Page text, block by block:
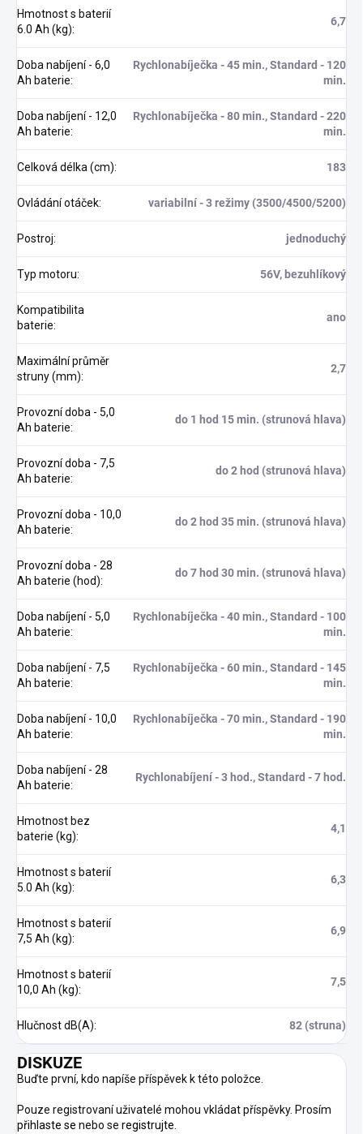
Hmotnost s baterií
6.0 Ah (kg):
6,7
Doba nabíjení - 6,0
Ah baterie:
Rychlonabíječka - 45 min., Standard - 120
min.
Doba nabíjení - 12,0
Ah baterie:
Rychlonabíječka - 80 min., Standard - 220
min.
Celková délka (cm): 183
Ovládání otáček: variabilní - 3 režimy (3500/4500/5200)
Postroj: jednoduchý
Typ motoru: 56V, bezuhlíkový
Kompatibilita
baterie:
ano
Maximální průměr
struny (mm):
2,7
Provozní doba - 5,0
Ah baterie:
do 1 hod 15 min. (strunová hlava)
Provozní doba - 7,5
Ah baterie:
do 2 hod (strunová hlava)
Provozní doba - 10,0
Ah baterie:
do 2 hod 35 min. (strunová hlava)
Provozní doba - 28
Ah baterie (hod):
do 7 hod 30 min. (strunová hlava)
Doba nabíjení - 5,0
Ah baterie:
Rychlonabíječka - 40 min., Standard - 100
min.
Doba nabíjení - 7,5
Ah baterie:
Rychlonabíječka - 60 min., Standard - 145
min.
Doba nabíjení - 10,0
Ah baterie:
Rychlonabíječka - 70 min., Standard - 190
min.
Doba nabíjení - 28
Ah baterie:
Rychlonabíjení - 3 hod., Standard - 7 hod.
Hmotnost bez
baterie (kg):
4,1
Hmotnost s baterií
5.0 Ah (kg):
6,3
Hmotnost s baterií
7,5 Ah (kg):
6,9
Hmotnost s baterií
10,0 Ah (kg):
7,5
Hlučnost dB(A): 82 (struna)
DISKUZE
Buďte první, kdo napíše příspěvek k této položce.
Pouze registrovaní uživatelé mohou vkládat příspěvky. Prosím
přihlaste se nebo se registrujte